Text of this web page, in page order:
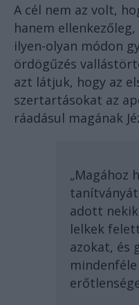
A cél nem az volt,
hanem
ilyen-olyan módon
ördögűzés
azt látjuk, hogy az
szertartásokat az
ráadásul magának
„Magához
adott
lelkek
azokat, és